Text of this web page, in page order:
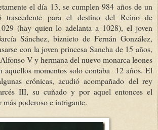
el día 13, se cumplen 984 años de un
trascedente para el destino del Reino de
(hay quien lo adelanta a 1028), el joven
Sánchez, biznieto de Fernán González,
con la joven princesa Sancha de 15 años,
V y hermana del nuevo monarca leones
aquellos momentos solo contaba 12 años. El
crónicas, acudió acompañado del rey
III, su cuñado y por aquel entonces el
poderoso e intrigante.